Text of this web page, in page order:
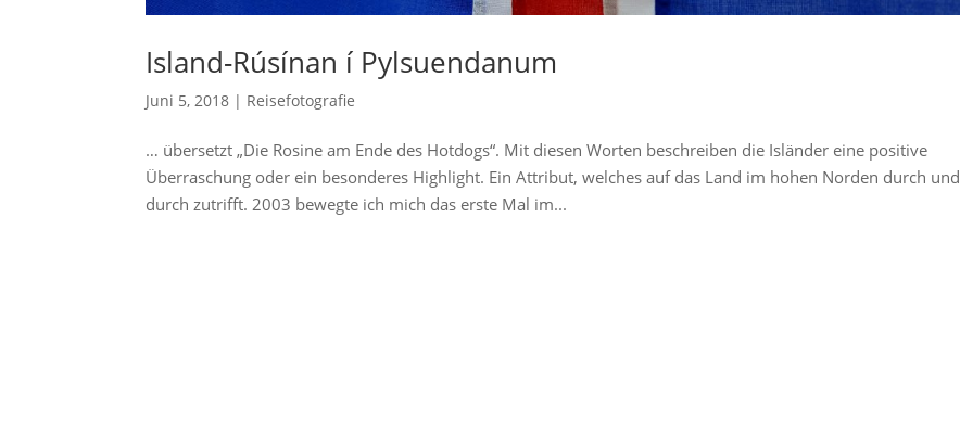
Island-Rúsínan í Pylsuendanum
Juni 5, 2018 | Reisefotografie
… übersetzt „Die Rosine am Ende des Hotdogs“. Mit diesen Worten beschreiben die Isländer eine positive
Überraschung oder ein besonderes Highlight. Ein Attribut, welches auf das Land im hohen Norden durch und
durch zutrifft. 2003 bewegte ich mich das erste Mal im...